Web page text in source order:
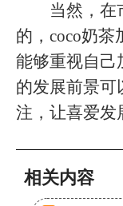
当然，在市
的，coco奶
能够重视自己
的发展前景可
注，让喜爱发
相关内容